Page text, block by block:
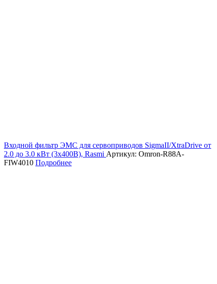
Входной фильтр ЭМС для сервоприводов SigmaII/XtraDrive от
2.0 до 3.0 кВт (3х400В), Rasmi Артикул: Omron-R88A-
FIW4010 Подробнее